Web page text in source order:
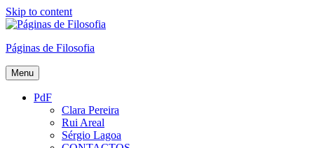
Skip to content
Páginas de Filosofia
Menu
PdF
Clara Pereira
Rui Areal
Sérgio Lagoa